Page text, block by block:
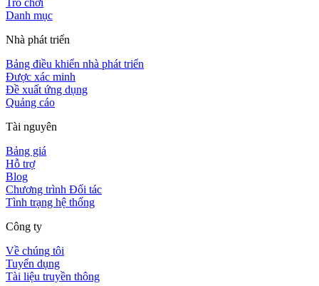
Danh mục
Nhà phát triển
Bảng điều khiển nhà phát triển
Được xác minh
Đề xuất ứng dụng
Quảng cáo
Tài nguyên
Bảng giá
Hỗ trợ
Blog
Chương trình Đối tác
Tình trạng hệ thống
Công ty
Về chúng tôi
Tuyển dụng
Tài liệu truyền thông